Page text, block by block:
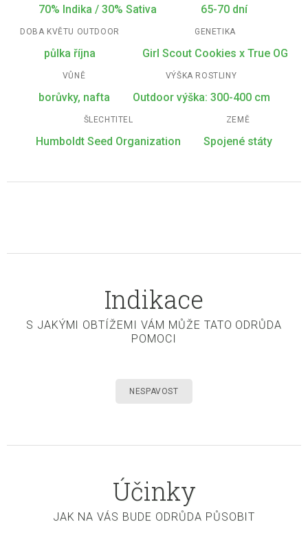
70% Indika / 30% Sativa 65-70 dní
DOBA KVĚTU OUTDOOR
půlka října
GENETIKA
Girl Scout Cookies x True OG
VŮNĚ
borůvky, nafta
VÝŠKA ROSTLINY
Outdoor výška: 300-400 cm
ŠLECHTITEL
Humboldt Seed Organization
ZEMĚ
Spojené státy
Indikace
S JAKÝMI OBTÍŽEMI VÁM MŮŽE TATO ODRŮDA
POMOCI
NESPAVOST
Účinky
JAK NA VÁS BUDE ODRŮDA PŮSOBIT